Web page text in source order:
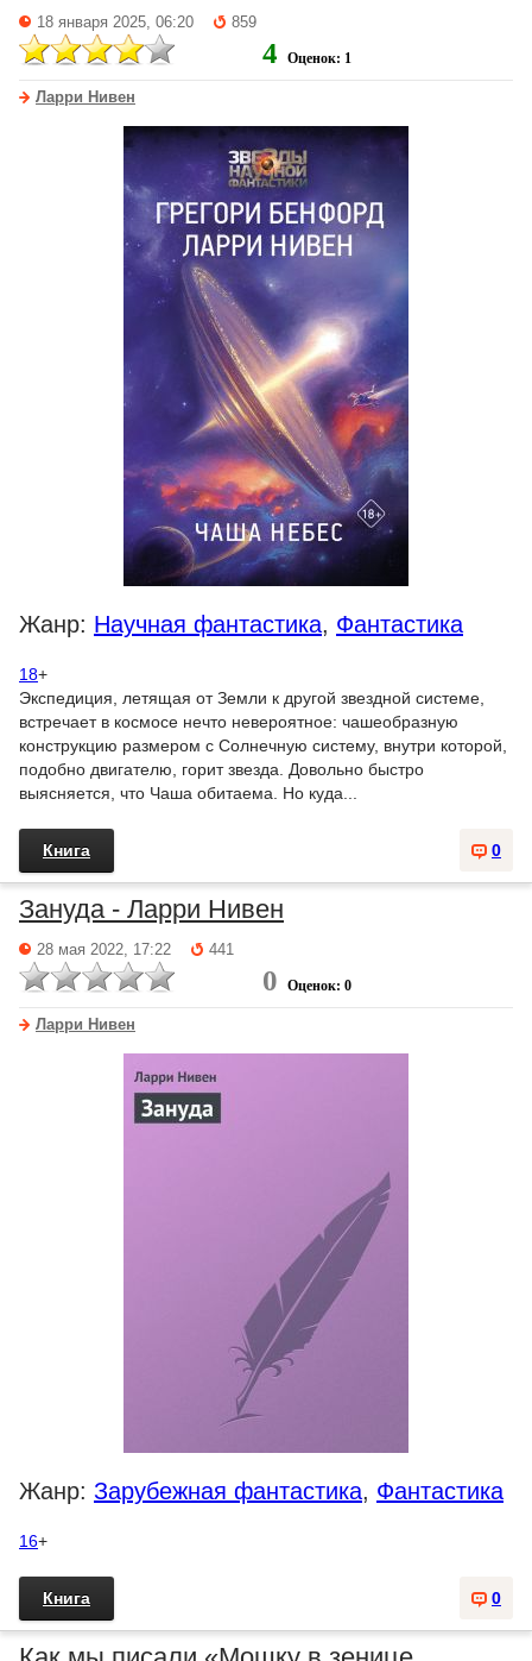
18 января 2025, 06:20 859
4 Оценок: 1
Ларри Нивен
Жанр: Научная фантастика, Фантастика
18+
Экспедиция, летящая от Земли к другой звездной системе,
встречает в космосе нечто невероятное: чашеобразную
конструкцию размером с Солнечную систему, внутри которой,
подобно двигателю, горит звезда. Довольно быстро
выясняется, что Чаша обитаема. Но куда...
0
Книга
Зануда - Ларри Нивен
28 мая 2022, 17:22 441
0 Оценок: 0
Ларри Нивен
Жанр: Зарубежная фантастика, Фантастика
16+
0
Книга